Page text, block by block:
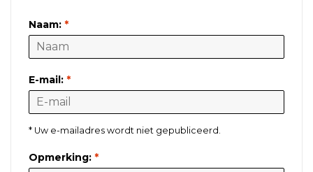
Naam: *
E-mail: *
* Uw e-mailadres wordt niet gepubliceerd.
Opmerking: *